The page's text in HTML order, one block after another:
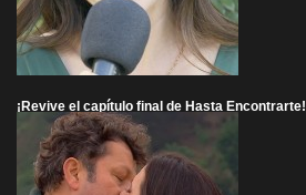
¡Revive el capítulo final de Hasta Encontrarte!